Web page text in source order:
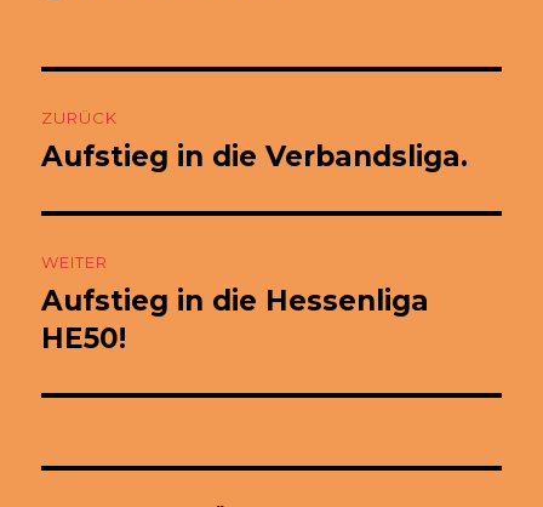
ZURÜCK
Vorheriger
Aufstieg in die Verbandsliga.
WEITER
Nächster
Beitrag:
Aufstieg in die Hessenliga
HE50!